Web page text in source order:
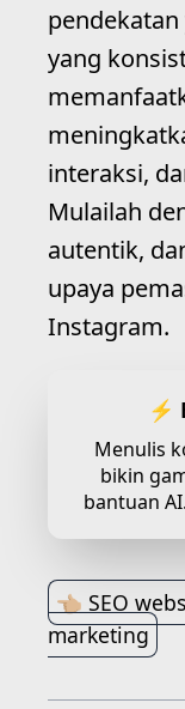
yang
interaksi,
Mulailah
autentik,
upaya
Instagram.
⚡
Menulis
bikin
bantuan AI.
👈🏼 SEO
marketing